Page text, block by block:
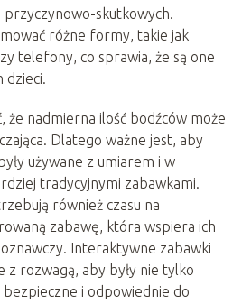
przyczynowo-skutkowych.
różne formy, takie jak
telefony, co sprawia, że są one
dzieci.
że nadmierna ilość bodźców może
Dlatego ważne jest, aby
używane z umiarem i w
tradycyjnymi zabawkami.
również czasu na
zabawę, która wspiera ich
Interaktywne zabawki
z rozwagą, aby były nie tylko
i odpowiednie do